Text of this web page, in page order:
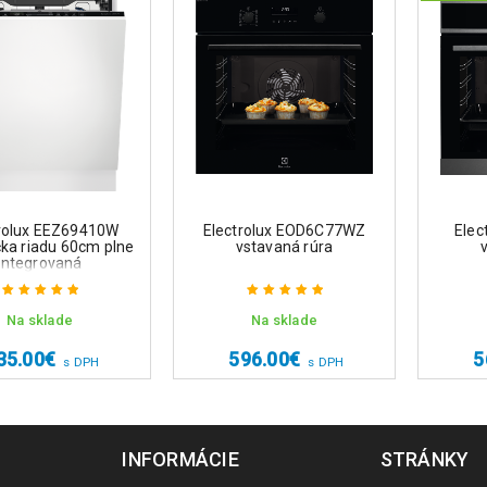
EEZ69410W
riadu 60cm plne
Hodnotenie
Na sklade
€ s DPH
Electrolux EOD6C77WZ
vstavaná rúra
Hodnotenie
Na sklade
596.00€ s DPH
INFORMÁCIE STRÁNKY